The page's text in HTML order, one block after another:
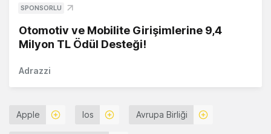
SPONSORLU
Otomotiv ve Mobilite Girişimlerine 9,4
Milyon TL Ödül Desteği!
Adrazzi
Apple Ios Avrupa Birliği